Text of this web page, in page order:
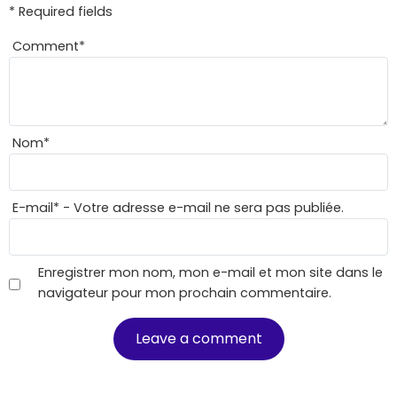
* Required fields
Comment*
Nom*
E-mail* - Votre adresse e-mail ne sera pas publiée.
Enregistrer mon nom, mon e-mail et mon site dans le
navigateur pour mon prochain commentaire.